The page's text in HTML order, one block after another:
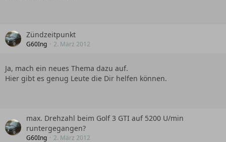
Zündzeitpunkt
G60Ing 2. März 2012
Ja, mach ein neues Thema dazu auf.
Hier gibt es genug Leute die Dir helfen können.
max. Drehzahl beim Golf 3 GTI auf 5200 U/min
runtergegangen?
G60Ing 2. März 2012